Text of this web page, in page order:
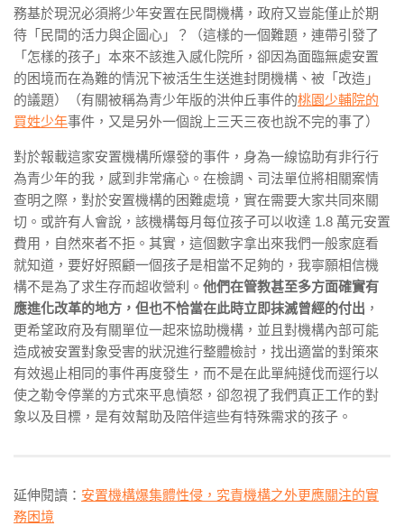
務基於現況必須將少年安置在民間機構，政府又豈能僅止於期
待「民間的活力與企圖心」？（這樣的一個難題，連帶引發了
「怎樣的孩子」本來不該進入感化院所，卻因為面臨無處安置
的困境而在為難的情況下被活生生送進封閉機構、被「改造」
的議題）（有關被稱為青少年版的洪仲丘事件的桃園少輔院的
買姓少年事件，又是另外一個說上三天三夜也說不完的事了）
對於報載這家安置機構所爆發的事件，身為一線協助有非行行
為青少年的我，感到非常痛心。在檢調、司法單位將相關案情
查明之際，對於安置機構的困難處境，實在需要大家共同來關
切。或許有人會說，該機構每月每位孩子可以收達 1.8 萬元安置
費用，自然來者不拒。其實，這個數字拿出來我們一般家庭看
就知道，要好好照顧一個孩子是相當不足夠的，我寧願相信機
構不是為了求生存而超收營利。 他們在管教甚至多方面確實有
應進化改革的地方，但也不恰當在此時立即抹滅曾經的付出 ，
更希望政府及有關單位一起來協助機構，並且對機構內部可能
造成被安置對象受害的狀況進行整體檢討，找出適當的對策來
有效遏止相同的事件再度發生，而不是在此單純撻伐而逕行以
使之勒令停業的方式來平息憤怒，卻忽視了我們真正工作的對
象以及目標，是有效幫助及陪伴這些有特殊需求的孩子。
延伸閱讀： 安置機構爆集體性侵，究責機構之外更應關注的實
務困境